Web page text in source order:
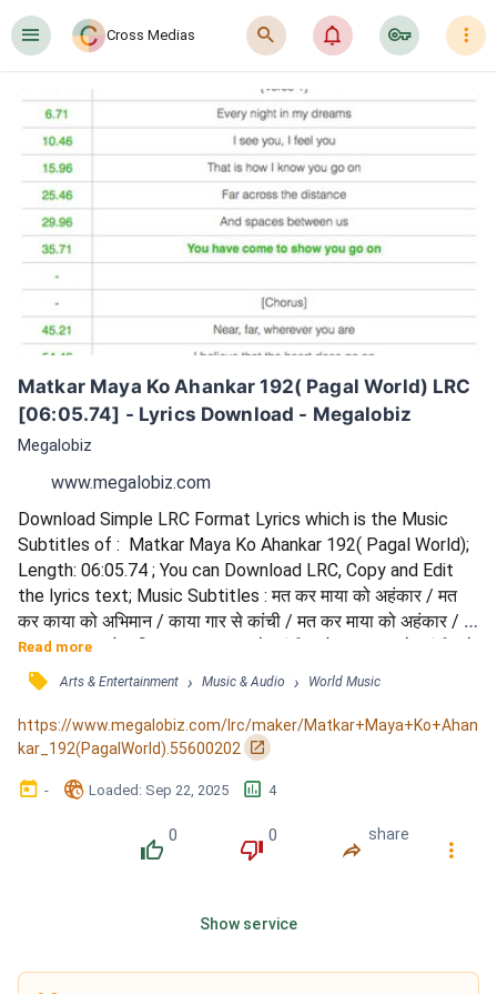
󰍜 Cross Medias 󰍉 󰂜 󰷖 󰇙
Matkar Maya Ko Ahankar 192( Pagal World) LRC
[06:05.74] - Lyrics Download - Megalobiz
Megalobiz
www.megalobiz.com
Download Simple LRC Format Lyrics which is the Music
Subtitles of :  Matkar Maya Ko Ahankar 192( Pagal World);
Length: 06:05.74 ; You can Download LRC, Copy and Edit
the lyrics text; Music Subtitles : मत कर माया को अहंकार / मत
कर काया को अभिमान / काया गार से कांची / मत कर माया को अहंकार /
मत कर काया को अभिमान / काया गार से कांची / हो काया गार से कांची / रे
जैसे ओस रा मोती / झोंका पवन का लग जाए / झपका पवन का लग जाए /
काया धूल हो जासी / काया तेरी धूल हो जासी / ऐसा सख्त था महाराज /
जिनका मुल्कों मे...
Read more
󰓹 Arts & Entertainment › Music & Audio › World Music
https://www.megalobiz.com/lrc/maker/Matkar+Maya+Ko+Ahan
kar_192(PagalWorld).55600202
󰏌
󰃶 - 󱉊 Loaded: Sep 22, 2025 󱕎 4
󰔔
0
󰔒
0
󰤲
share
󰇙
Show service